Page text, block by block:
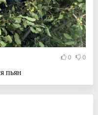
0 0
пьян